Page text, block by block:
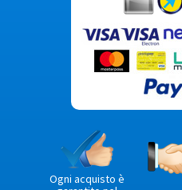
Ogni acquisto è